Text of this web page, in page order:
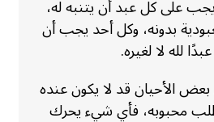
على كل عبد أن يتنبه له،
بدونه، وكل أحد يجب أن
لله لا لغيره.
الأحيان قد لا يكون عنده
محبوبه، فأي شيء يحرك